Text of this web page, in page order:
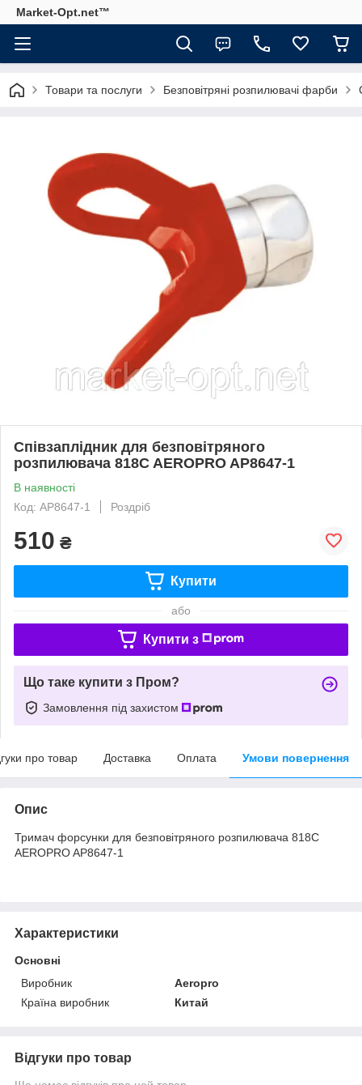
Market-Opt.net™
Товари та послуги Безповітряні розпилювачі фарби
Співзаплідник для безповітряного
розпилювача 818C AEROPRO AP8647-1
В наявності
Код: AP8647-1
Роздріб
510 ₴
Купити
або
Купити з
Що таке купити з Пром?
Замовлення під захистом
про товар Доставка Оплата Умови повернення
Опис
Тримач форсунки для безповітряного розпилювача 818C
AEROPRO AP8647-1
Характеристики
Основні
Виробник
Aeropro
Країна виробник
Китай
Відгуки про товар